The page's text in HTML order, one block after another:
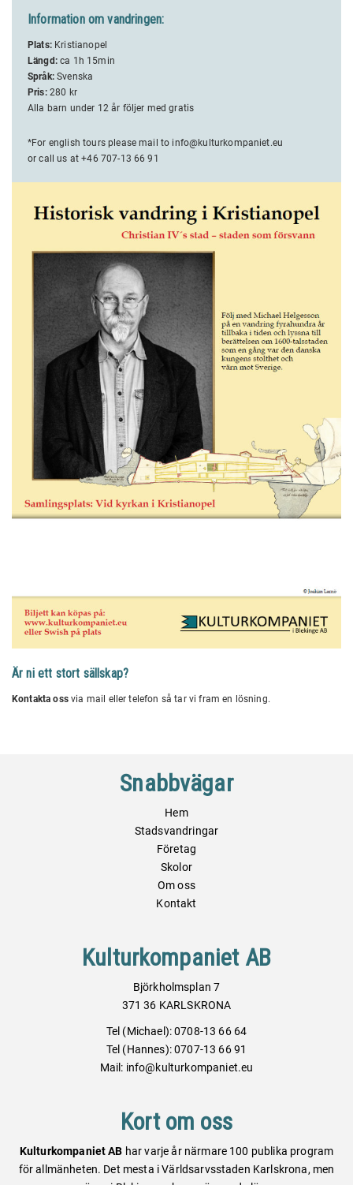
Information om vandringen:
Plats:Kristianopel
Längd:ca 1h 15min
Språk:Svenska
Pris:280 kr
Alla barn under 12 år följer med gratis
*For english tours please mail to info@kulturkompaniet.eu
or call us at +46 707-13 66 91
Är ni ett stort sällskap?
Kontakta ossvia mail eller telefon så tar vi fram en lösning.
Snabbvägar
Hem
Stadsvandringar
Företag
Skolor
Om oss
Kontakt
Kulturkompaniet AB
Björkholmsplan 7
371 36 KARLSKRONA
Tel (Michael): 0708-13 66 64
Tel (Hannes): 0707-13 66 91
Mail: info@kulturkompaniet.eu
Kort om oss
Kulturkompaniet AB har varje år närmare 100 publika program
för allmänheten. Det mesta i Världsarvsstaden Karlskrona, men